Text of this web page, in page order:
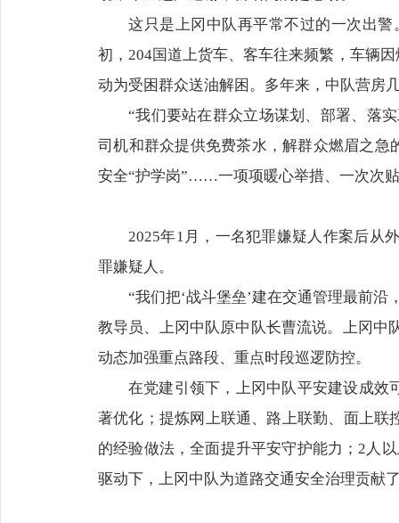
这只是上冈中队再平常不过的一次出
初，204国道上货车、客车往来频繁，车辆
动为受困群众送油解困。多年来，中队营房
“我们要站在群众立场谋划、部署、落
司机和群众提供免费茶水，解群众燃眉之急
安全“护学岗”……一项项暖心举措、一次次
2025年1月，一名犯罪嫌疑人作案后从
罪嫌疑人。
“我们把‘战斗堡垒’建在交通管理最前
教导员、上冈中队原中队长曹流说。上冈中
动态加强重点路段、重点时段巡逻防控。
在党建引领下，上冈中队平安建设成
著优化；提炼网上联通、路上联勤、面上联
的经验做法，全面提升平安守护能力；2人
驱动下，上冈中队为道路交通安全治理贡献